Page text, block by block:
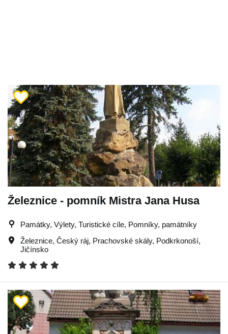
Železnice - pomník Mistra Jana Husa
Památky, Výlety, Turistické cíle, Pomníky, památníky
Železnice, Český ráj, Prachovské skály, Podkrkonoší,
Jičínsko